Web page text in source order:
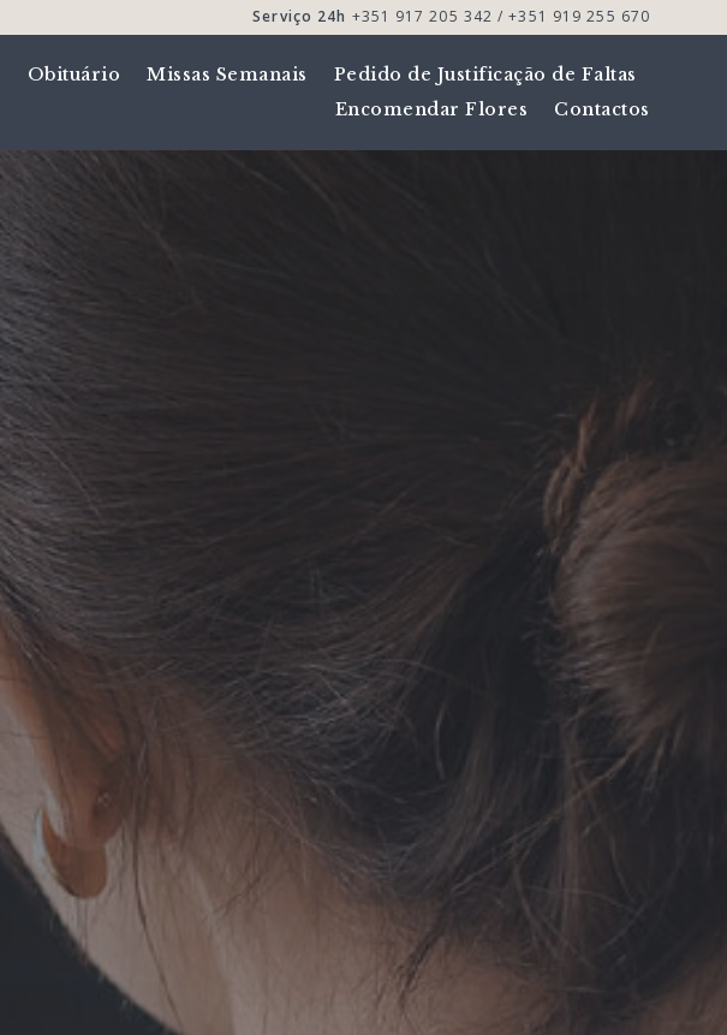
Serviço 24h +351 917 205 342 / +351 919 255 670
Obituário Missas Semanais
Pedido de Justificação de Faltas
Encomendar Flores
Contactos